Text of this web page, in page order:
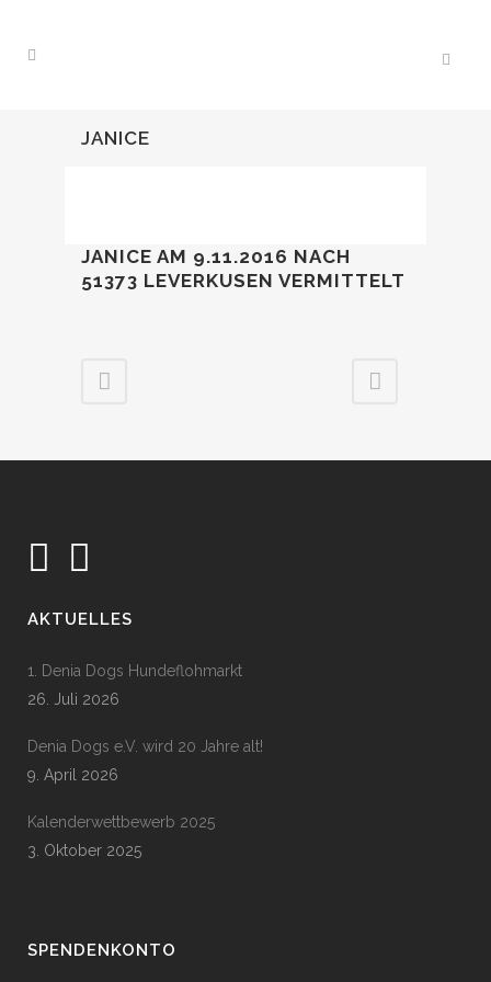
JANICE
JANICE AM 9.11.2016 NACH
51373 LEVERKUSEN VERMITTELT
AKTUELLES
1. Denia Dogs Hundeflohmarkt
26. Juli 2026
Denia Dogs e.V. wird 20 Jahre alt!
9. April 2026
Kalenderwettbewerb 2025
3. Oktober 2025
SPENDENKONTO